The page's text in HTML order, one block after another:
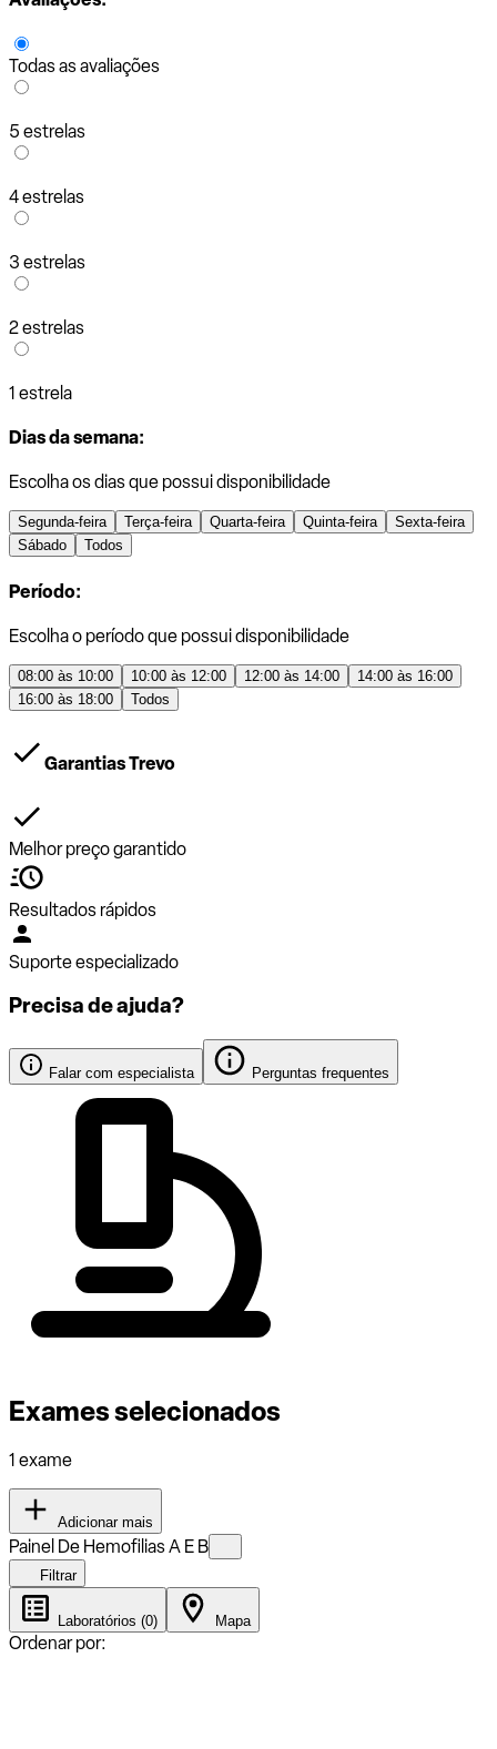
Todas as avaliações
5 estrelas
4 estrelas
3 estrelas
2 estrelas
1 estrela
Dias da semana:
Escolha os dias que possui disponibilidade
Segunda-feira Terça-feira Quarta-feira Quinta-feira
Sexta-feira
Sábado
Todos
Período:
Escolha o período que possui disponibilidade
08:00 às 10:00 10:00 às 12:00 12:00 às 14:00
14:00 às 16:00
16:00 às 18:00
Todos
Garantias Trevo
Melhor preço garantido
Resultados rápidos
Suporte especializado
Precisa de ajuda?
Falar com especialista Perguntas frequentes
Exames selecionados
1 exame
Adicionar mais
Painel De Hemofilias A E B
Filtrar
Laboratórios (0) Mapa
Ordenar por: